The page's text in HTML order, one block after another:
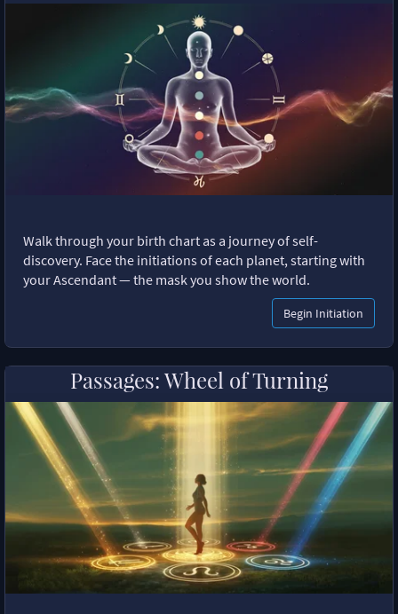
Walk through your birth chart as a journey of self-
discovery. Face the initiations of each planet, starting with
your Ascendant — the mask you show the world.
Begin Initiation
Passages: Wheel of Turning